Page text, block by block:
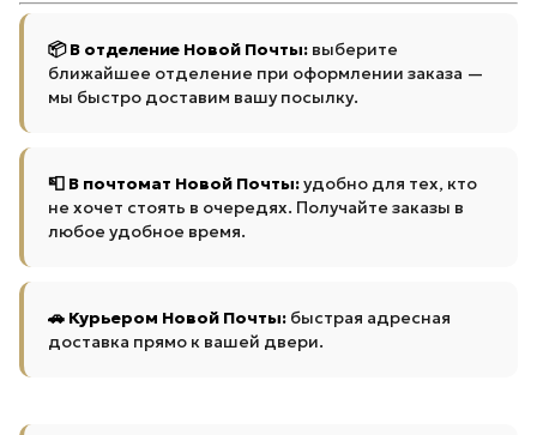
📦 В отделение Новой Почты: выберите
ближайшее отделение при оформлении заказа —
мы быстро доставим вашу посылку.
📮 В почтомат Новой Почты:удобно для тех, кто
не хочет стоять в очередях. Получайте заказы в
любое удобное время.
🚗 Курьером Новой Почты: быстрая адресная
доставка прямо к вашей двери.